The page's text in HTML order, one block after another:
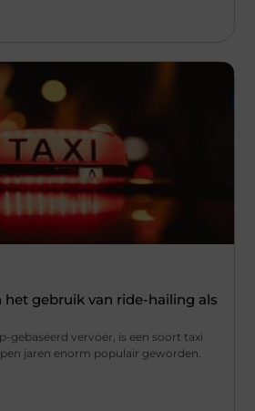
het gebruik van ride-hailing als
gebaseerd vervoer, is een soort taxi
jaren enorm populair geworden.